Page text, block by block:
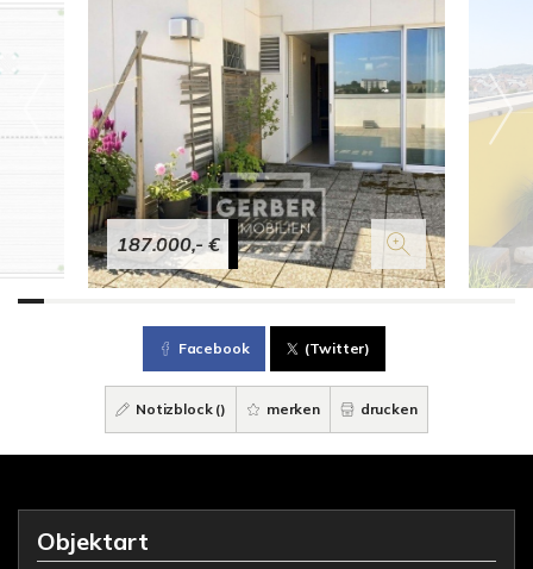
187.000,- €
Facebook (Twitter)
Notizblock () merken drucken
Objektart